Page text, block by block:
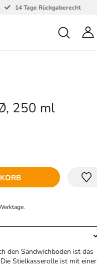
14 Tage Rückgaberecht
250 ml
den Sandwichboden ist das
Stielkasserolle ist mit einer